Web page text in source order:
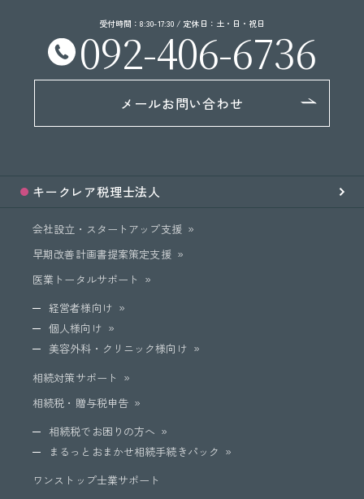
受付時間：8:30-17:30 / 定休日：土・日・祝日
092-406-6736
メールお問い合わせ
キークレア税理士法人
会社設立・スタートアップ支援
早期改善計画書提案策定支援
医業トータルサポート
経営者様向け
個人様向け
美容外科・クリニック様向け
相続対策サポート
相続税・贈与税申告
相続税でお困りの方へ
まるっとおまかせ相続手続きパック
ワンストップ士業サポート